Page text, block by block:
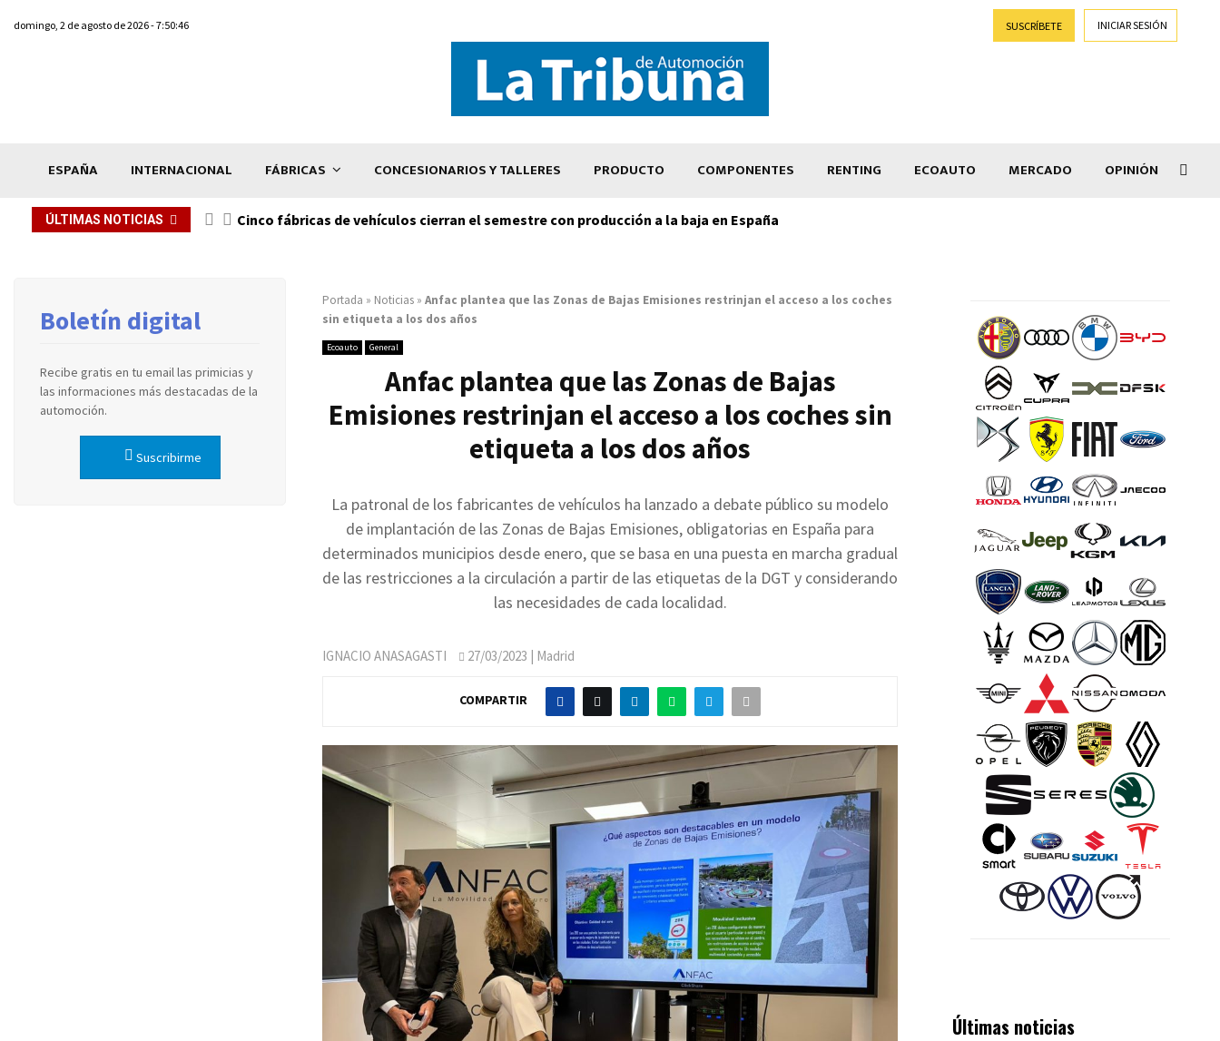
domingo, 2 de agosto de 2026 - 7:50:46 SUSCRÍBETE INICIAR SESIÓN
ESPAÑA INTERNACIONAL FÁBRICAS CONCESIONARIOS Y TALLERES PRODUCTO COMPONENTES RENTING ECOAUTO MERCADO OPINIÓN
ÚLTIMAS NOTICIAS Cinco fábricas de vehículos cierran el semestre con producción a la baja en España
Portada » Noticias » Anfac plantea que las Zonas de Bajas Emisiones restrinjan el acceso a los coches
sin etiqueta a los dos años
Ecoauto General
Anfac plantea que las Zonas de Bajas
Emisiones restrinjan el acceso a los coches sin
etiqueta a los dos años
La patronal de los fabricantes de vehículos ha lanzado a debate público su modelo
de implantación de las Zonas de Bajas Emisiones, obligatorias en España para
determinados municipios desde enero, que se basa en una puesta en marcha gradual
de las restricciones a la circulación a partir de las etiquetas de la DGT y considerando
las necesidades de cada localidad.
IGNACIO ANASAGASTI 27/03/2023 | Madrid
COMPARTIR
Boletín digital
Recibe gratis en tu email las primicias y
las informaciones más destacadas de la
automoción.
Suscribirme
Últimas noticias